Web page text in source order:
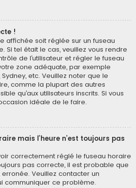
!
affichée soit réglée sur un fuseau
Si tel était le cas, veuillez vous rendre
de l’utilisateur et régler le fuseau
zone adéquate, par exemple
Sydney, etc. Veuillez noter que le
comme la plupart des autres
qu’aux utilisateurs inscrits. Si vous
idéale de le faire.
mais l’heure n’est toujours pas
correctement réglé le fuseau horaire
pas correcte, il est probable que
Veuillez contacter un
communiquer ce problème.